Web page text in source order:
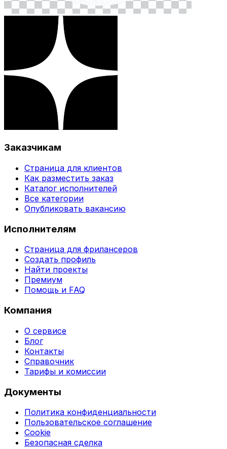
Заказчикам
Страница для клиентов
Как разместить заказ
Каталог исполнителей
Все категории
Опубликовать вакансию
Исполнителям
Страница для фрилансеров
Создать профиль
Найти проекты
Премиум
Помощь и FAQ
Компания
О сервисе
Блог
Контакты
Справочник
Тарифы и комиссии
Документы
Политика конфиденциальности
Пользовательское соглашение
Cookie
Безопасная сделка